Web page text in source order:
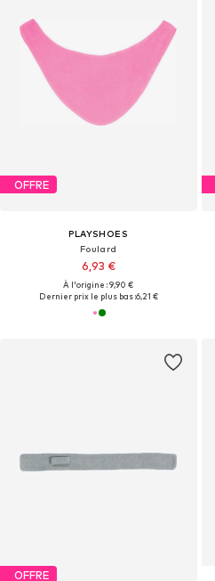
OFFRE
PLAYSHOES
Foulard
6,93 €
À l'origine : 9,90 €
Dernier prix le plus bas :6,21 €
OFFRE